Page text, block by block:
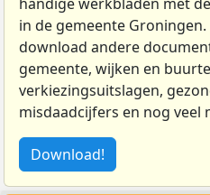
handige werkbladen met
in de gemeente
download andere
gemeente, wijken en
verkiezingsuitslagen,
misdaadcijfers en nog veel
Download!